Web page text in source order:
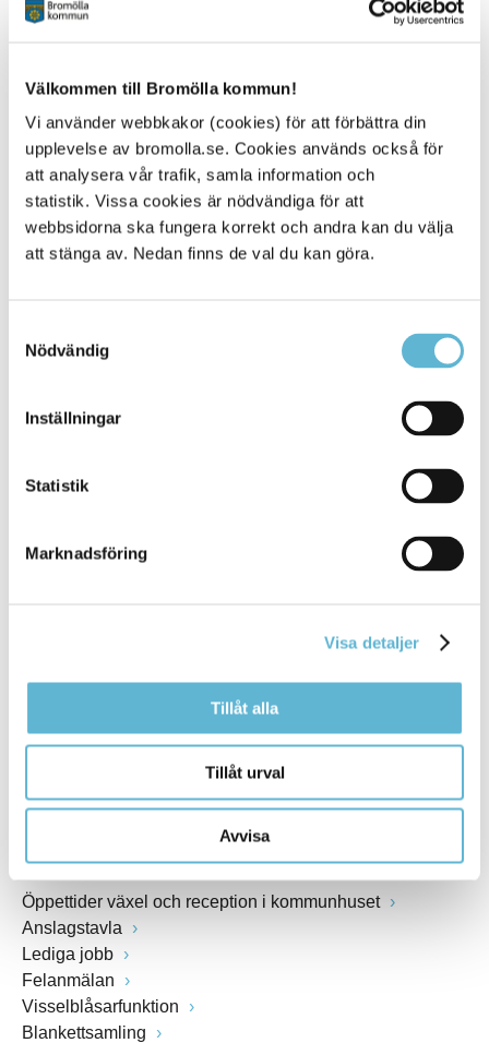
Välkommen till Bromölla kommun!
Vi använder webbkakor (cookies) för att förbättra din
upplevelse av bromolla.se. Cookies används också för
att analysera vår trafik, samla information och
statistik. Vissa cookies är nödvändiga för att
webbsidorna ska fungera korrekt och andra kan du välja
att stänga av. Nedan finns de val du kan göra.
Nödvändig
Inställningar
Statistik
Marknadsföring
Visa detaljer
Tillåt alla
Tillåt urval
Avvisa
114
Alla platser
KONTAKT
Besöksadress
Box 18, 295 21 Bromölla
Fax: 0456-82 22 00
Öppettider växel och reception i kommunhuset
Anslagstavla
Lediga jobb
Felanmälan
Visselblåsarfunktion
Blankettsamling